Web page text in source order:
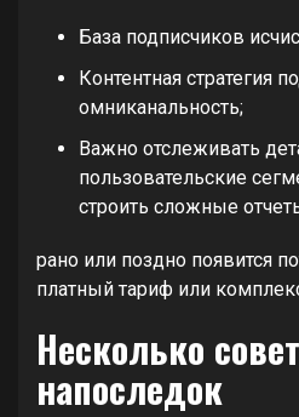
База подписчиков
Контентная стратегия
омниканальность;
Важно отслеживать
пользовательские
строить сложные
рано или поздно появится
платный тариф или
Несколько
напоследок